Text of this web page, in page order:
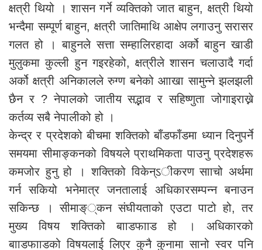
क्षत्री थियो । शासन गर्ने व्यक्तिको जात बाहुन, क्षत्री थियो
भन्दैमा सम्पूर्ण बाहुन, क्षत्री जातिमाथि आक्षेप लगाउनु सरासर
गलत हो । बाहुनले सत्ता सम्हालिरहादा अर्को बाहुन खाडी
मुलुकमा कुल्ली हुन गइरहेको, क्षत्रीले शासन चलाउादै गर्दा
अर्को क्षत्री अनिकालले रुग्ण बनेको आाखा सामुन्ने झलझली
छैन र ? नेपालको जातीय सद्भाव र सहिष्णुता जोगाइराख्ने
कर्तव्य सबै नेपालीको हो ।
केन्द्र र प्रदेशको बीचमा शक्तिको बाँडफाँडमा ध्यान दिनुपर्ने
समयमा सीमाङ्कनको विषयले प्राथमिकता पाउनु प्रदेशहरू
कमजोर हुनु हो । शक्तिको विकेन्ऽीकरण सााचो अर्थमा
गर्न सकियो भनेमात्र जनतालाई अधिकारसम्पन्न बनाउन
सकिन्छ । सीमाङ््कन संघीयताको एउटा पाटो हो, तर
मुख्य विषय शक्तिको बााडफााड हो । अधिकारको
बााडफााडको विषयलाई लिएर कुनै कुनामा सानो स्वर पनि